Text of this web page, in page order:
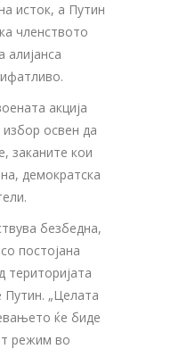
исток, а Путин
членството
алијанса
акција
избор освен да
заканите кои
демократска
безбедна,
постојана
територијата
Путин. „Целата
ќе биде
режим во